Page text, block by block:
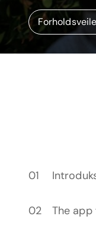
The